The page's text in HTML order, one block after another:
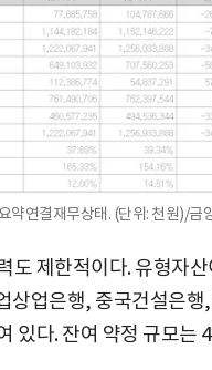
약연결재무상태. (단위: 천원)/금
도 제한적이다. 유형자
상업은행, 중국건설은행
있다. 잔여 약정 규모는